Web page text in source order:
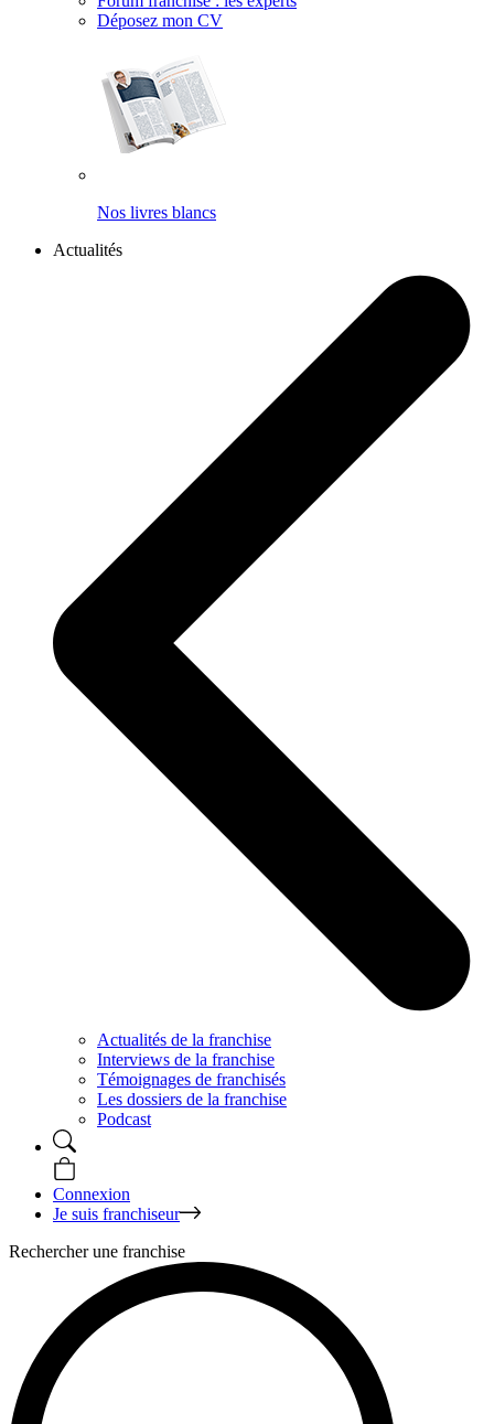
Déposez mon CV
Nos livres blancs
Actualités
Actualités de la franchise
Interviews de la franchise
Témoignages de franchisés
Les dossiers de la franchise
Podcast
Connexion
Je suis franchiseur
Rechercher une franchise